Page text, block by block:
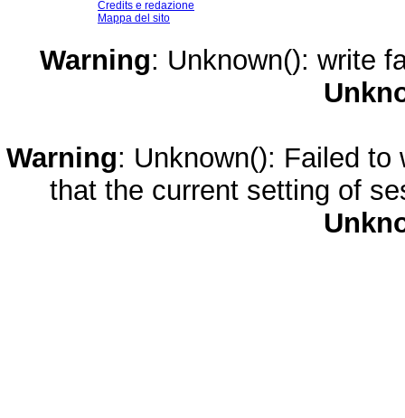
Credits e redazione
Mappa del sito
Warning: Unknown(): write
Warning: Unknown(): Failed
that the current setting of